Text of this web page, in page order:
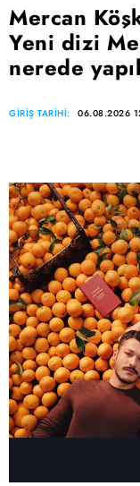
Mercan
Yeni dizi
nerede
GİRİŞ TARİHİ: 06.08.2026